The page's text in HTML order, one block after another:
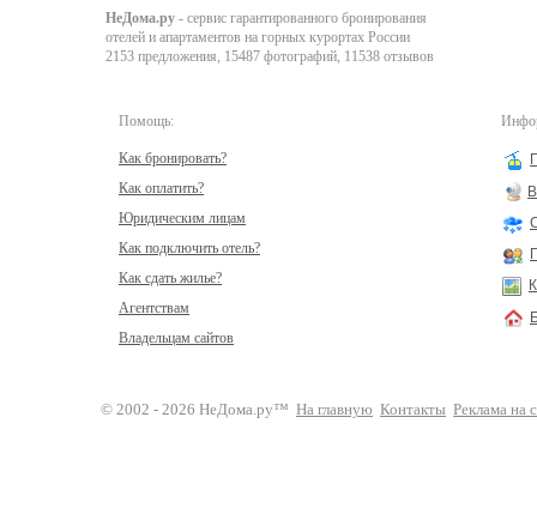
НеДома.ру - сервис гарантированного бронирования
отелей и апартаментов на горных курортах России
2153 предложения, 15487 фотографий, 11538 отзывов
Помощь:
Как бронировать?
Как оплатить?
Юридическим лицам
Как подключить отель?
Как сдать жилье?
Агентствам
Владельцам сайтов
© 2002 - 2026 НеДома.ру™ На главную Контакты Реклама на